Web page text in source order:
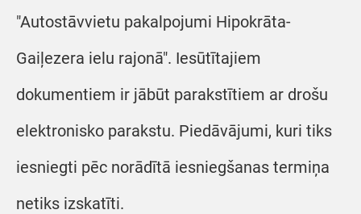
"Autostāvvietu pakalpojumi Hipokrāta-
Gaiļezera ielu rajonā". Iesūtītajiem
dokumentiem ir jābūt parakstītiem ar drošu
elektronisko parakstu. Piedāvājumi, kuri tiks
iesniegti pēc norādītā iesniegšanas termiņa
netiks izskatīti.